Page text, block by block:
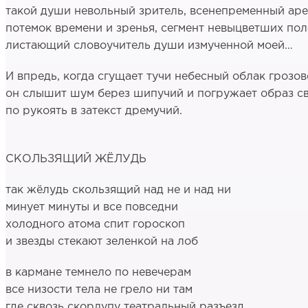
такой души невольный зритель, всенепременный
потемок времени и зренья, сегмент невыцветших
листающий словоучитель души измученной моей…
И впредь, когда сгущает тучи небесный облак
он слышит шум берез шипучий и погружает образ
по рукоять в затекст дремучий.
СКОЛЬЗЯЩИЙ ЖЁЛУДЬ
так жёлудь скользящий над не и над ни
минует минуты и все повседни
холодного атома спит гороскоп
и звезды стекают зеленкой на лоб
в кармане темнело по невечерам
все низости тела не грело ни там